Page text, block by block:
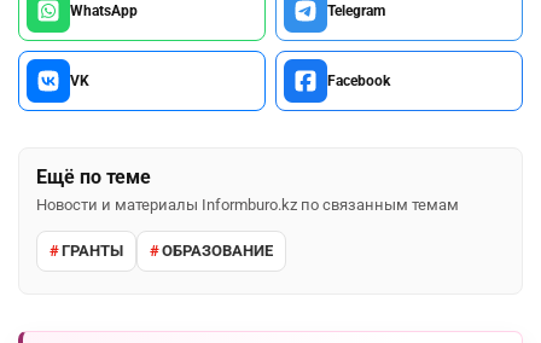
WhatsApp Telegram
VK Facebook
Ещё по теме
Новости и материалы Informburo.kz по связанным темам
ГРАНТЫ ОБРАЗОВАНИЕ